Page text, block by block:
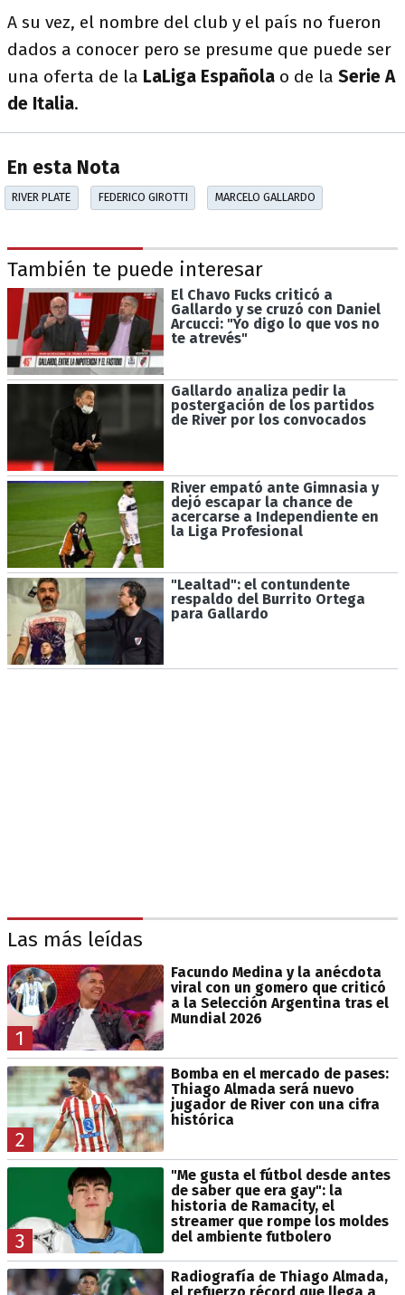
A su vez, el nombre del club y el país no fueron
dados a conocer pero se presume que puede ser
una oferta de la LaLiga Española o de la Serie A
de Italia.
En esta Nota
RIVER PLATE FEDERICO GIROTTI MARCELO GALLARDO
También te puede interesar
El Chavo Fucks criticó a
Gallardo y se cruzó con Daniel
Arcucci: "Yo digo lo que vos no
te atrevés"
Gallardo analiza pedir la
postergación de los partidos
de River por los convocados
River empató ante Gimnasia y
dejó escapar la chance de
acercarse a Independiente en
la Liga Profesional
"Lealtad": el contundente
respaldo del Burrito Ortega
para Gallardo
Las más leídas
1
Facundo Medina y la anécdota
viral con un gomero que criticó
a la Selección Argentina tras el
Mundial 2026
2
Bomba en el mercado de pases:
Thiago Almada será nuevo
jugador de River con una cifra
histórica
3
"Me gusta el fútbol desde antes
de saber que era gay": la
historia de Ramacity, el
streamer que rompe los moldes
del ambiente futbolero
Radiografía de Thiago Almada,